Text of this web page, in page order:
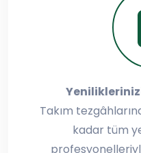
Takım
kadar tüm